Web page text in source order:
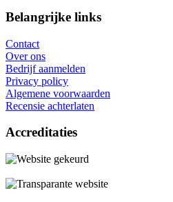
Belangrijke links
Contact
Over ons
Bedrijf aanmelden
Privacy policy
Algemene voorwaarden
Recensie achterlaten
Accreditaties